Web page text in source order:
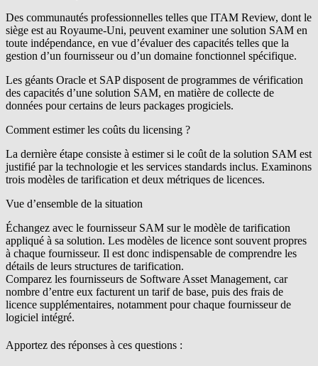
Des communautés professionnelles telles que ITAM Review, dont le
siège est au Royaume-Uni, peuvent examiner une solution SAM en
toute indépendance, en vue d’évaluer des capacités telles que la
gestion d’un fournisseur ou d’un domaine fonctionnel spécifique.
Les géants Oracle et SAP disposent de programmes de vérification
des capacités d’une solution SAM, en matière de collecte de
données pour certains de leurs packages progiciels.
Comment estimer les coûts du licensing ?
La dernière étape consiste à estimer si le coût de la solution SAM est
justifié par la technologie et les services standards inclus. Examinons
trois modèles de tarification et deux métriques de licences.
Vue d’ensemble de la situation
Échangez avec le fournisseur SAM sur le modèle de tarification
appliqué à sa solution. Les modèles de licence sont souvent propres
à chaque fournisseur. Il est donc indispensable de comprendre les
détails de leurs structures de tarification.
Comparez les fournisseurs de Software Asset Management, car
nombre d’entre eux facturent un tarif de base, puis des frais de
licence supplémentaires, notamment pour chaque fournisseur de
logiciel intégré.
Apportez des réponses à ces questions :